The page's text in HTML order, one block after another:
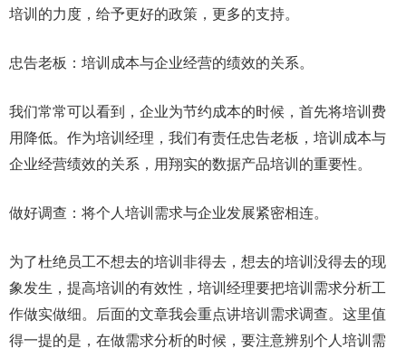
培训的力度，给予更好的政策，更多的支持。
忠告老板：培训成本与企业经营的绩效的关系。
我们常常可以看到，企业为节约成本的时候，首先将培训费
用降低。作为培训经理，我们有责任忠告老板，培训成本与
企业经营绩效的关系，用翔实的数据产品培训的重要性。
做好调查：将个人培训需求与企业发展紧密相连。
为了杜绝员工不想去的培训非得去，想去的培训没得去的现
象发生，提高培训的有效性，培训经理要把培训需求分析工
作做实做细。后面的文章我会重点讲培训需求调查。这里值
得一提的是，在做需求分析的时候，要注意辨别个人培训需